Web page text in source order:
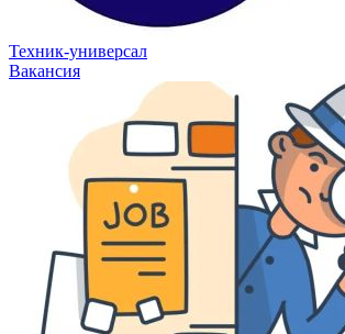
Техник-универсал
Вакансия